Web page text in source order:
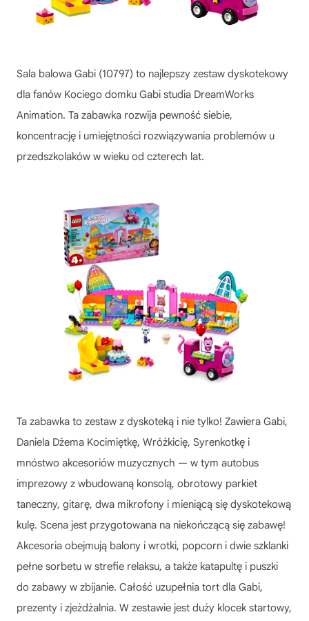
Sala balowa Gabi (10797) to najlepszy zestaw dyskotekowy
dla fanów Kociego domku Gabi studia DreamWorks
Animation. Ta zabawka rozwija pewność siebie,
koncentrację i umiejętności rozwiązywania problemów u
przedszkolaków w wieku od czterech lat.
Ta zabawka to zestaw z dyskoteką i nie tylko! Zawiera Gabi,
Daniela Dżema Kocimiętkę, Wróżkicię, Syrenkotkę i
mnóstwo akcesoriów muzycznych — w tym autobus
imprezowy z wbudowaną konsolą, obrotowy parkiet
taneczny, gitarę, dwa mikrofony i mieniącą się dyskotekową
kulę. Scena jest przygotowana na niekończącą się zabawę!
Akcesoria obejmują balony i wrotki, popcorn i dwie szklanki
pełne sorbetu w strefie relaksu, a także katapultę i puszki
do zabawy w zbijanie. Całość uzupełnia tort dla Gabi,
prezenty i zjeżdżalnia. W zestawie jest duży klocek startowy,